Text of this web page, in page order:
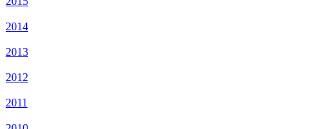
2014
2013
2012
2011